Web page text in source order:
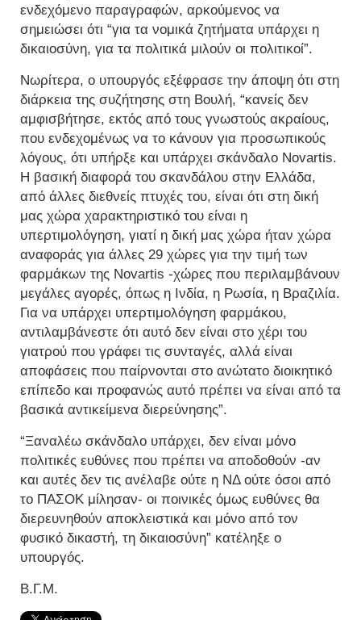
ενδεχόμενο παραγραφών, αρκούμενος να
σημειώσει ότι “για τα νομικά ζητήματα υπάρχει η
δικαιοσύνη, για τα πολιτικά μιλούν οι πολιτικοί”.
Νωρίτερα, ο υπουργός εξέφρασε την άποψη ότι στη
διάρκεια της συζήτησης στη Βουλή, “κανείς δεν
αμφισβήτησε, εκτός από τους γνωστούς ακραίους,
που ενδεχομένως να το κάνουν για προσωπικούς
λόγους, ότι υπήρξε και υπάρχει σκάνδαλο Novartis.
Η βασική διαφορά του σκανδάλου στην Ελλάδα,
από άλλες διεθνείς πτυχές του, είναι ότι στη δική
μας χώρα χαρακτηριστικό του είναι η
υπερτιμολόγηση, γιατί η δική μας χώρα ήταν χώρα
αναφοράς για άλλες 29 χώρες για την τιμή των
φαρμάκων της Novartis -χώρες που περιλαμβάνουν
μεγάλες αγορές, όπως η Ινδία, η Ρωσία, η Βραζιλία.
Για να υπάρχει υπερτιμολόγηση φαρμάκου,
αντιλαμβάνεστε ότι αυτό δεν είναι στο χέρι του
γιατρού που γράφει τις συνταγές, αλλά είναι
αποφάσεις που παίρνονται στο ανώτατο διοικητικό
επίπεδο και προφανώς αυτό πρέπει να είναι από τα
βασικά αντικείμενα διερεύνησης”.
“Ξαναλέω σκάνδαλο υπάρχει, δεν είναι μόνο
πολιτικές ευθύνες που πρέπει να αποδοθούν -αν
και αυτές δεν τις ανέλαβε ούτε η ΝΔ ούτε όσοι από
το ΠΑΣΟΚ μίλησαν- οι ποινικές όμως ευθύνες θα
διερευνηθούν αποκλειστικά και μόνο από τον
φυσικό δικαστή, τη δικαιοσύνη” κατέληξε ο
υπουργός.
Β.Γ.Μ.